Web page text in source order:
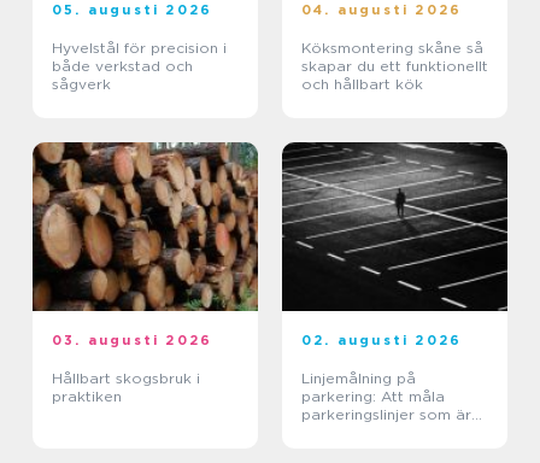
05. augusti 2026
Hyvelstål för precision i
både verkstad och
sågverk
04. augusti 2026
Köksmontering skåne så
skapar du ett funktionellt
och hållbart kök
03. augusti 2026
Hållbart skogsbruk i
praktiken
02. augusti 2026
Linjemålning på
parkering: Att måla
parkeringslinjer som är